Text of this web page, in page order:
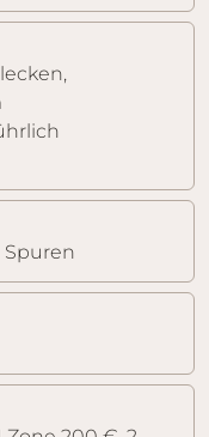
Spuren